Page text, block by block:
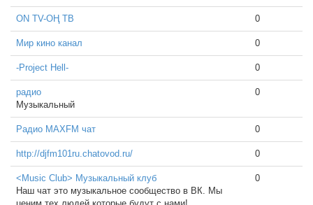
ОN ТV-ОҢ ТВ 0
Мир кино канал 0
-Project Hell- 0
радио
Музыкальный
0
Радио MAXFM чат 0
http://djfm101ru.chatovod.ru/ 0
<Music Club> Музыкальный клуб
Наш чат это музыкальное сообщество в ВК. Мы
0